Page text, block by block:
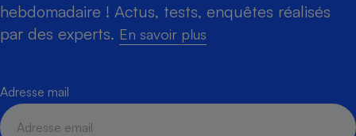
hebdomadaire ! Actus, tests, enquêtes réalisés
par des experts. En savoir plus
Adresse mail